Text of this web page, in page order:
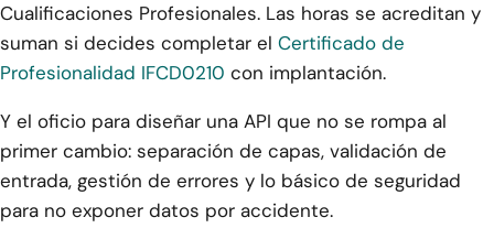
Cualificaciones Profesionales. Las horas se acreditan y
suman si decides completar el Certificado de
Profesionalidad IFCD0210 con implantación.
Y el oficio para diseñar una API que no se rompa al
primer cambio: separación de capas, validación de
entrada, gestión de errores y lo básico de seguridad
para no exponer datos por accidente.